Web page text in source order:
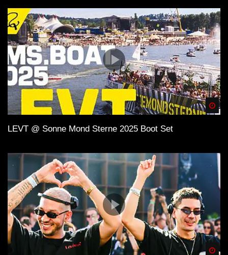
LEVT @ Sonne Mond Sterne 2025 Boot Set